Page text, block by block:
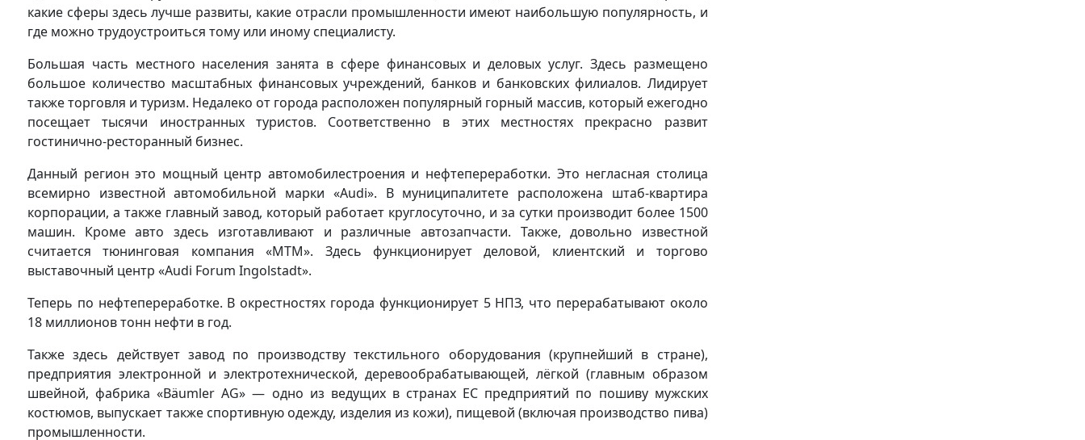
какие сферы здесь лучше развиты, какие отрасли промышленности имеют наибольшую популярность, и
где можно трудоустроиться тому или иному специалисту.
Большая часть местного населения занята в сфере финансовых и деловых услуг. Здесь размещено
большое количество масштабных финансовых учреждений, банков и банковских филиалов. Лидирует
также торговля и туризм. Недалеко от города расположен популярный горный массив, который ежегодно
посещает тысячи иностранных туристов. Соответственно в этих местностях прекрасно развит
гостинично-ресторанный бизнес.
Данный регион это мощный центр автомобилестроения и нефтепереработки. Это негласная столица
всемирно известной автомобильной марки «Audi». В муниципалитете расположена штаб-квартира
корпорации, а также главный завод, который работает круглосуточно, и за сутки производит более 1500
машин. Кроме авто здесь изготавливают и различные автозапчасти. Также, довольно известной
считается тюнинговая компания «MTM». Здесь функционирует деловой, клиентский и торгово
выставочный центр «Audi Forum Ingolstadt».
Теперь по нефтепереработке. В окрестностях города функционирует 5 НПЗ, что перерабатывают около
18 миллионов тонн нефти в год.
Также здесь действует завод по производству текстильного оборудования (крупнейший в стране),
предприятия электронной и электротехнической, деревообрабатывающей, лёгкой (главным образом
швейной, фабрика «Bäumler AG» — одно из ведущих в странах ЕС предприятий по пошиву мужских
костюмов, выпускает также спортивную одежду, изделия из кожи), пищевой (включая производство пива)
промышленности.